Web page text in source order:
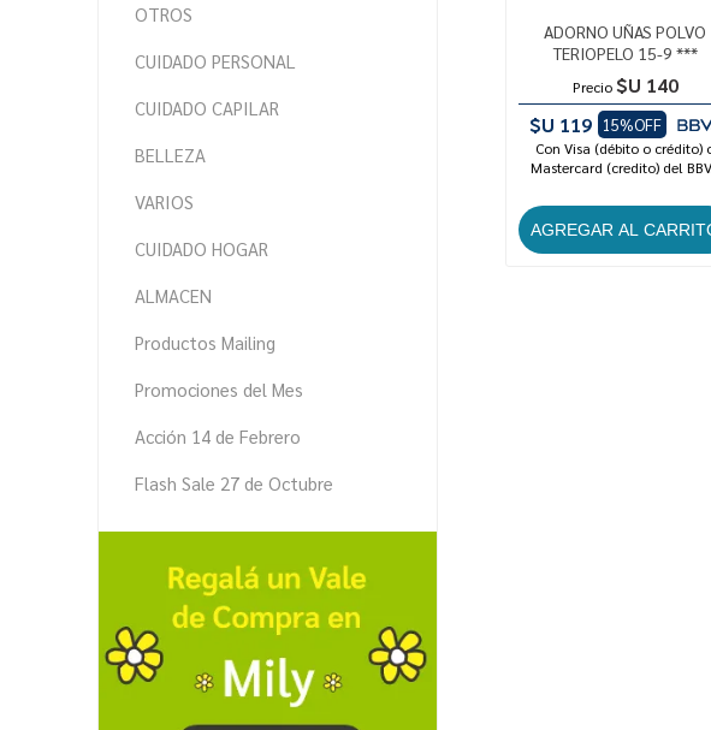
ADORNO UÑAS POLVO
TERIOPELO 15-9 ***
Precio $U 140
$U 119
15%OFF
Con Visa (débito o crédito)
Mastercard (credito) del
OTROS
CUIDADO PERSONAL
CUIDADO CAPILAR
BELLEZA
VARIOS
CUIDADO HOGAR
ALMACEN
Productos Mailing
Promociones del Mes
Acción 14 de Febrero
Flash Sale 27 de Octubre